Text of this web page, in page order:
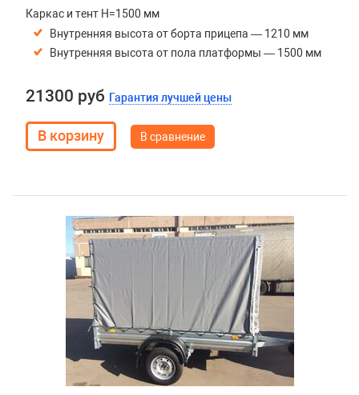
Каркас и тент H=1500 мм
Внутренняя высота от борта прицепа — 1210 мм
Внутренняя высота от пола платформы — 1500 мм
21300 руб Гарантия лучшей цены
В сравнение